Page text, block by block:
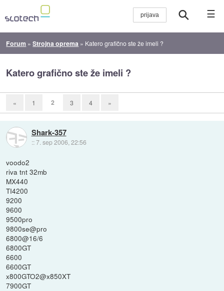
☰
Forum »Strojna oprema » Katero grafično ste že imeli ?
Katero grafično ste že imeli ?
« 1 2 3 4 »
Shark-357
::7. sep 2006, 22:56
voodo2
riva tnt 32mb
MX440
TI4200
9200
9600
9500pro
9800se@pro
6800@16/6
6800GT
6600
6600GT
x800GTO2@x850XT
7900GT